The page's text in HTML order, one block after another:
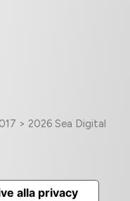
> 2026 Sea Digital
alla privacy